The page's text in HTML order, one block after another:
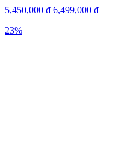
5,450,000 ₫ 6,499,000 ₫
23%